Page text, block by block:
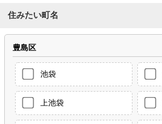
住みたい町名
豊島区
池袋
上池袋